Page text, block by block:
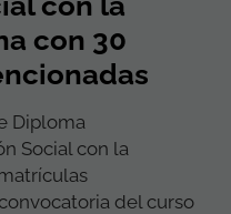
con 30
Diploma
Social con la
del curso